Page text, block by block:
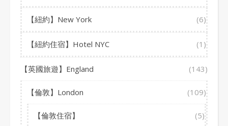
【紐約】New York (6)
【紐約住宿】Hotel NYC (1)
【英國旅遊】England (143)
【倫敦】London (109)
【倫敦住宿】 (5)